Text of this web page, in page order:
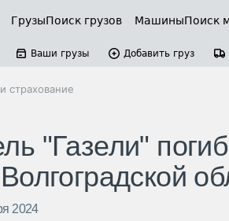
ГрузыПоиск грузов МашиныПоиск
Ваши грузы Добавить груз
страхование
"Газели"
2024